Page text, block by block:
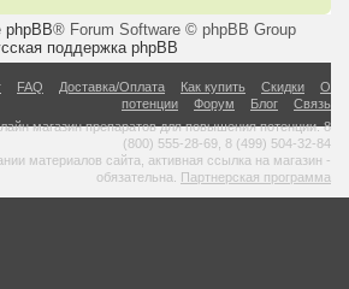
phpBB® Forum Software © phpBB Group
поддержка phpBB
FAQ Доставка/Оплата Как купить Скидки
О
потенции
Форум Блог
Связь
магазин препаратов для повышения потенции. 8
(800) 555-28-69, 8 (499) 504-32-84
материалов сайта, активная ссылка на магазин -
обязательна.
Партнерская программа